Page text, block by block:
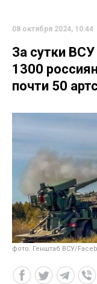
08 октября 2024, 10:44
За сутки
1300
почти 50
фото: Генштаб ВСУ/